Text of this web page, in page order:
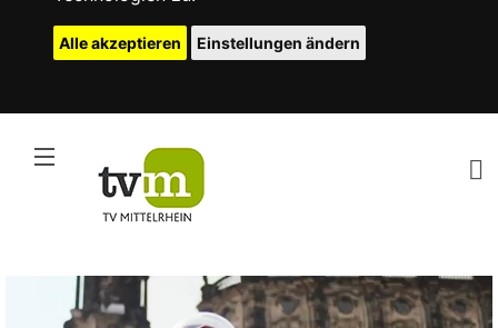
Alle akzeptieren Einstellungen ändern